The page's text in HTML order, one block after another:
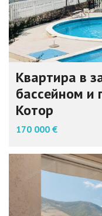
Квартира в
бассейном и
Котор
170 000 €